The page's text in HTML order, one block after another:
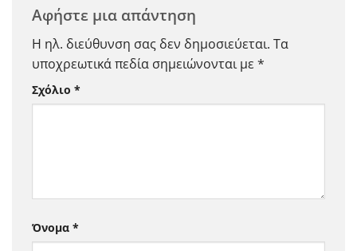
Αφήστε μια απάντηση
Η ηλ. διεύθυνση σας δεν δημοσιεύεται. Τα
υποχρεωτικά πεδία σημειώνονται με *
Σχόλιο *
Όνομα *